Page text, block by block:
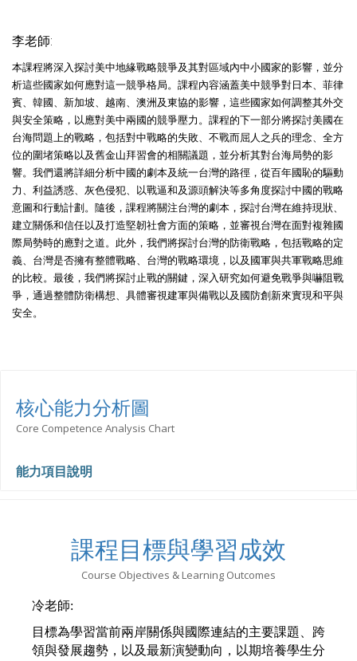
李老師:
本課程將深入探討美中地緣戰略競爭及其對區域內中小國家的影響，並分
析這些國家如何應對這一競爭格局。課程內容涵蓋美中競爭對日本、菲律
賓、韓國、新加坡、越南、澳洲及東協的影響，這些國家如何調整其外交
與安全策略，以應對美中兩國的競爭壓力。課程的下一部分將探討美國在
台海問題上的戰略，包括對中戰略的失敗、不戰而屈人之兵的理念、全方
位的圍堵策略以及舊金山拜習會的相關議題，並分析其對台海局勢的影
響。我們還將詳細分析中國的劇本及統一台灣的路徑，從百年國恥的驅動
力、利益誘惑、灰色侵犯、以戰逼和及源頭解決等多角度探討中國的戰略
意圖和行動計劃。隨後，課程將關注台灣的劇本，探討台灣在維持現狀、
建立關係和信任以及打造堅韌社會方面的策略，並審視台灣在面對複雜國
際局勢時的應對之道。此外，我們將探討台灣的防衛戰略，包括戰略的定
義、台灣是否擁有整體戰略、台灣的戰略環境，以及國軍與共軍戰略思維
的比較。最後，我們將探討止戰的關鍵，深入研究如何避免戰爭與嚇阻戰
爭，通過整體防衛構想、具體審視建軍與備戰以及國防創新來實現和平與
安全。
核心能力分析圖
Core Competence Analysis Chart
能力項目說明
課程目標與學習成效
Course Objectives & Learning Outcomes
冷老師:
目標為學習當前兩岸關係與國際連結的主要課題、跨
領與發展趨勢，以及最新演變動向，以期培養學生分